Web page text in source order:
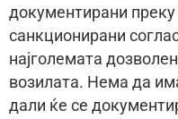
документирани преку
санкционирани
најголемата
возилата. Нема да
дали ќе се